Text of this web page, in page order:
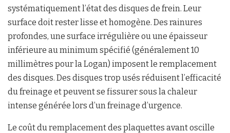
systématiquement l’état des disques de frein. Leur
surface doit rester lisse et homogène. Des rainures
profondes, une surface irrégulière ou une épaisseur
inférieure au minimum spécifié (généralement 10
millimètres pour la Logan) imposent le remplacement
des disques. Des disques trop usés réduisent l’efficacité
du freinage et peuvent se fissurer sous la chaleur
intense générée lors d’un freinage d’urgence.
Le coût du remplacement des plaquettes avant oscille